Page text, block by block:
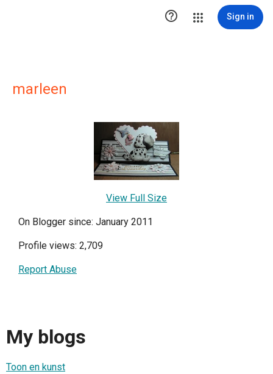
 Sign in
marleen
View Full Size
On Blogger since: January 2011
Profile views: 2,709
Report Abuse
My blogs
Toon en kunst